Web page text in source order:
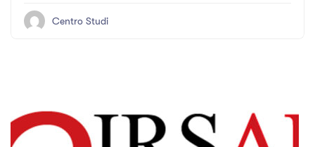
Centro Studi